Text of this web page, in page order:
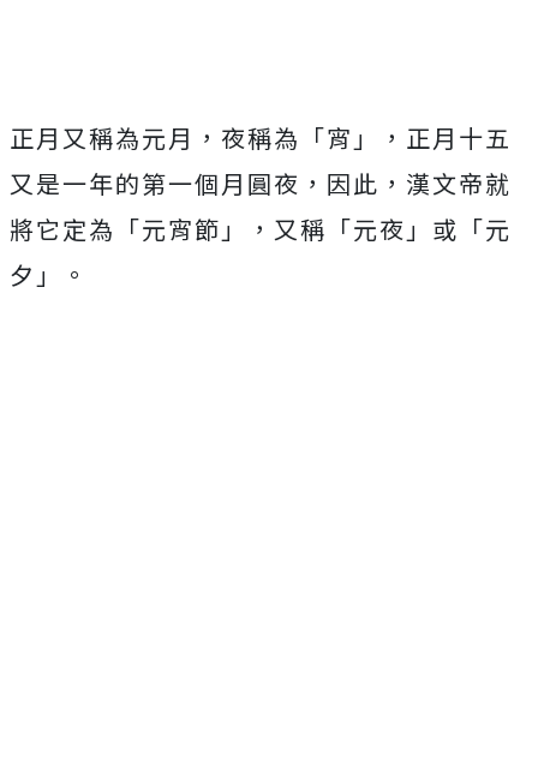
正月又稱為元月，夜稱為「宵」，正月十五
又是一年的第一個月圓夜，因此，漢文帝就
將它定為「元宵節」，又稱「元夜」或「元
夕」。